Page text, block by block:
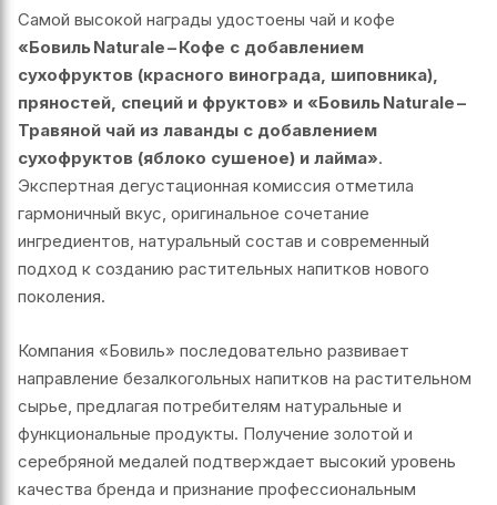
Самой высокой награды удостоены чай и кофе
«Бовиль Naturale – Кофе с добавлением
сухофруктов (красного винограда, шиповника),
пряностей, специй и фруктов» и «Бовиль Naturale –
Травяной чай из лаванды с добавлением
сухофруктов (яблоко сушеное) и лайма».
Экспертная дегустационная комиссия отметила
гармоничный вкус, оригинальное сочетание
ингредиентов, натуральный состав и современный
подход к созданию растительных напитков нового
поколения.
Компания «Бовиль» последовательно развивает
направление безалкогольных напитков на растительном
сырье, предлагая потребителям натуральные и
функциональные продукты. Получение золотой и
серебряной медалей подтверждает высокий уровень
качества бренда и признание профессиональным